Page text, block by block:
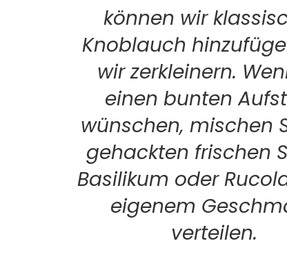
können wir
Knoblauch
wir zerkleinern.
einen bunten
wünschen, mischen
gehackten frischen
Basilikum oder
eigenem
verteilen.